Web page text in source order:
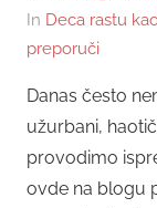
In Deca rastu
preporuči
Danas često
užurbani,
provodimo
ovde na blogu